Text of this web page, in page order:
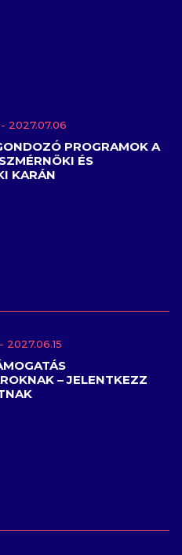
- 2027.07.06
PROGRAMOK A
ÉS
KARÁN
- 2027.06.15
– JELENTKEZZ